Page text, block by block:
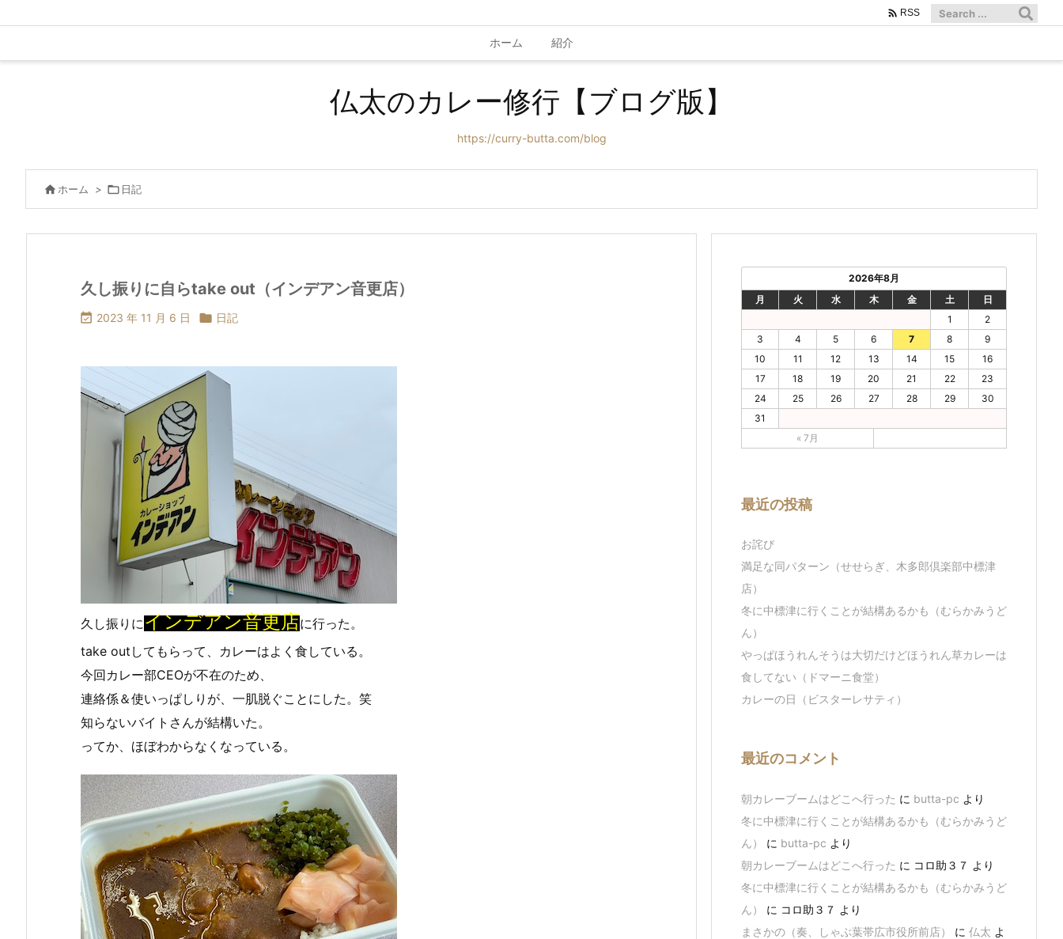
ホーム 紹介
 RSS
仏太のカレー修行【ブログ版】
https://curry-butta.com/blog
 ホーム >  日記
久し振りに自らtake out（インデアン音更店）
 2023 年 11 月 6 日  日記
久し振りにインデアン音更店に行った。
take outしてもらって、カレーはよく食している。
今回カレー部CEOが不在のため、
連絡係＆使いっぱしりが、一肌脱ぐことにした。笑
知らないバイトさんが結構いた。
ってか、ほぼわからなくなっている。
2026年8月
月
火 水 木 金 土
日
1
2
3
4 5 6 7 8
9
10
11 12 13 14 15
16
17
18 19 20 21 22
23
24
25 26 27 28 29
30
31
« 7月
最近の投稿
お詫び
満足な同パターン（せせらぎ、木多郎倶楽部中標津
店）
冬に中標津に行くことが結構あるかも（むらかみうど
ん）
やっぱほうれんそうは大切だけどほうれん草カレーは
食してない（ドマーニ食堂）
カレーの日（ビスターレサティ）
最近のコメント
朝カレーブームはどこへ行った に butta-pc より
冬に中標津に行くことが結構あるかも（むらかみうど
ん）
に butta-pc より
朝カレーブームはどこへ行った に コロ助３７ より
冬に中標津に行くことが結構あるかも（むらかみうど
ん）
に コロ助３７ より
まさかの（奏、しゃぶ葉帯広市役所前店）
に 仏太 よ